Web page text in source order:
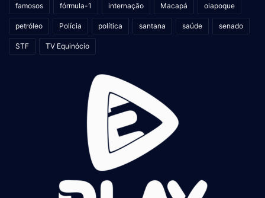
famosos fórmula-1 internação Macapá oiapoque
petróleo Polícia política santana saúde senado
STF TV Equinócio